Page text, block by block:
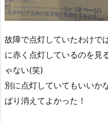
故障で点灯していたわけで
に赤く点灯しているのを見
ゃない(笑)
別に点灯していてもいいか
ぱり消えてよかった！